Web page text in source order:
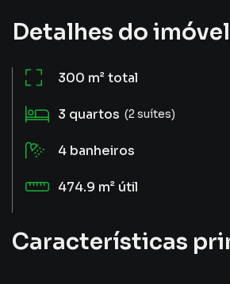
Detalhes do imóvel
300 m²total
3 quartos (2 suítes)
4 banheiros
474.9 m² útil
Características